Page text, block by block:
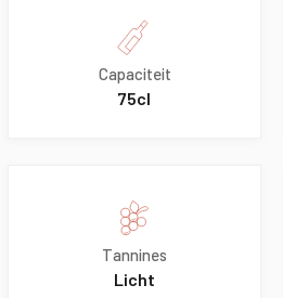
Capaciteit
75cl
Tannines
Licht